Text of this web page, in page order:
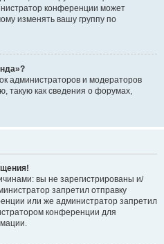
конференции может
изменять вашу группу по
администраторов и модераторов
такую как сведения о форумах,
вы не зарегистрированы и/
запретил отправку
или же администратор запретил
конференции для